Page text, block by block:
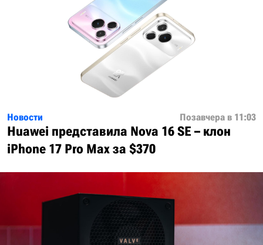
Новости Позавчера в 11:03
Huawei представила Nova 16 SE – клон
iPhone 17 Pro Max за $370